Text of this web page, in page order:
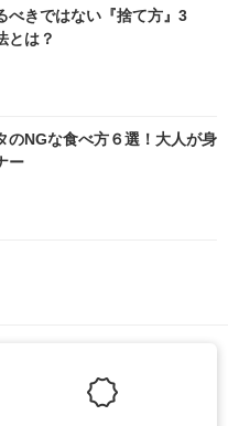
べきではない『捨て方』3
とは？
のNGな食べ方６選！大人が身
ー